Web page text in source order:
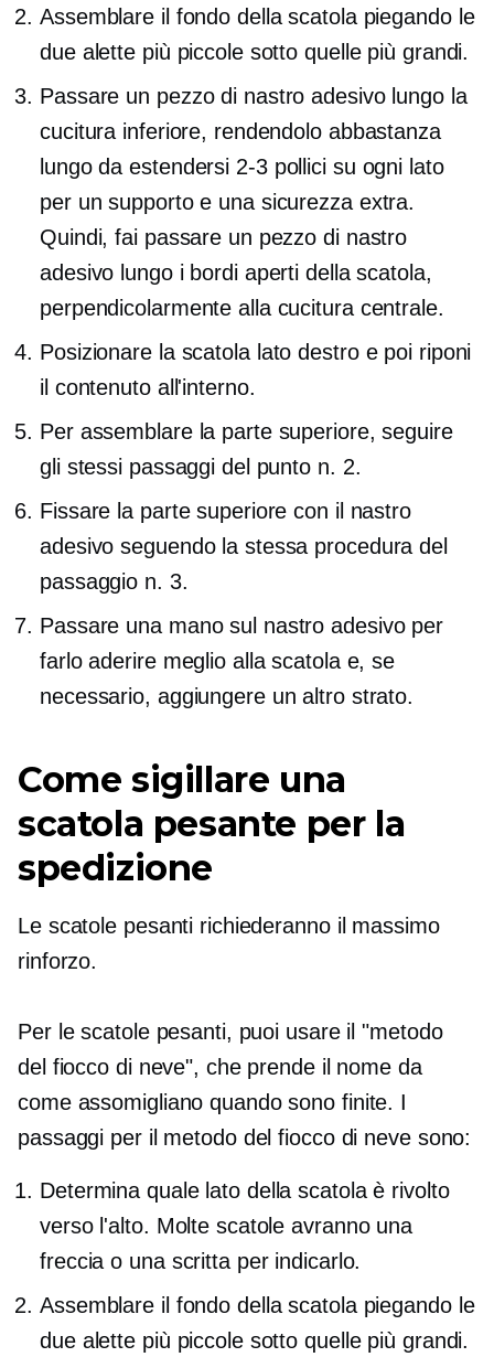
Assemblare il fondo della scatola piegando le
due alette più piccole sotto quelle più grandi.
Passare un pezzo di nastro adesivo lungo la
cucitura inferiore, rendendolo abbastanza
lungo da estendersi 2-3pollici su ogni lato
per un supporto e una sicurezza extra.
Quindi, fai passare un pezzo di nastro
adesivo lungo i bordi aperti della scatola,
perpendicolarmente alla cucitura centrale.
Posizionare la scatola lato destroe poi riponi
il contenuto all'interno.
Per assemblare la parte superiore, seguire
gli stessi passaggi del punto n. 2.
Fissare la parte superiore con il nastro
adesivo seguendo la stessa procedura del
passaggio n. 3.
Passare una mano sul nastro adesivo per
farlo aderire meglio alla scatola e, se
necessario, aggiungere un altro strato.
Come sigillare una
scatola pesante per la
spedizione
Le scatole pesanti richiederanno il massimo
rinforzo.
Per le scatole pesanti, puoi usare il "metodo
del fiocco di neve", che prende il nome da
come assomigliano quando sono finite. I
passaggi per il metodo del fiocco di neve sono:
Determina quale lato della scatola è rivolto
verso l'alto. Molte scatole avranno una
freccia o una scritta per indicarlo.
Assemblare il fondo della scatola piegando le
due alette più piccole sotto quelle più grandi.